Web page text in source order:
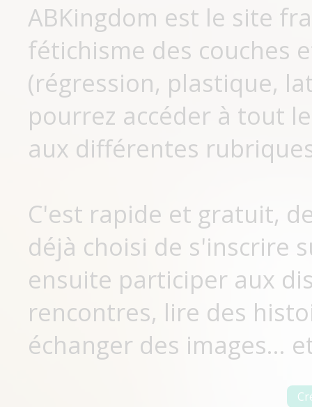
ABKingdom est le site
fétichisme des couches
(régression, plastique,
pourrez accéder à tout
aux différentes
C'est rapide et gratuit,
déjà choisi de s'inscrire
ensuite participer aux
rencontres, lire des
échanger des images...